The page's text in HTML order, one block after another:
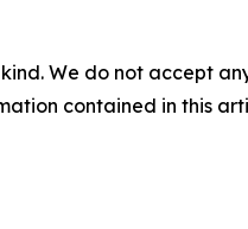
We do not accept
contained in this